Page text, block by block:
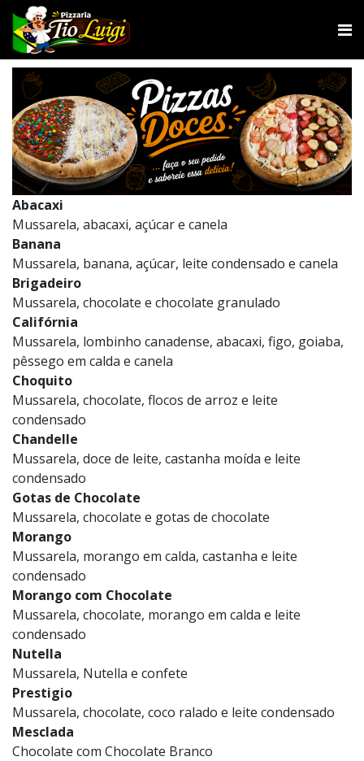
Abacaxi
Mussarela, abacaxi, açúcar e canela
Banana
Mussarela, banana, açúcar, leite condensado e canela
Brigadeiro
Mussarela, chocolate e chocolate granulado
Califórnia
Mussarela, lombinho canadense, abacaxi, figo, goiaba,
pêssego em calda e canela
Choquito
Mussarela, chocolate, flocos de arroz e leite
condensado
Chandelle
Mussarela, doce de leite, castanha moída e leite
condensado
Gotas de Chocolate
Mussarela, chocolate e gotas de chocolate
Morango
Mussarela, morango em calda, castanha e leite
condensado
Morango com Chocolate
Mussarela, chocolate, morango em calda e leite
condensado
Nutella
Mussarela, Nutella e confete
Prestigio
Mussarela, chocolate, coco ralado e leite condensado
Mesclada
Chocolate com Chocolate Branco